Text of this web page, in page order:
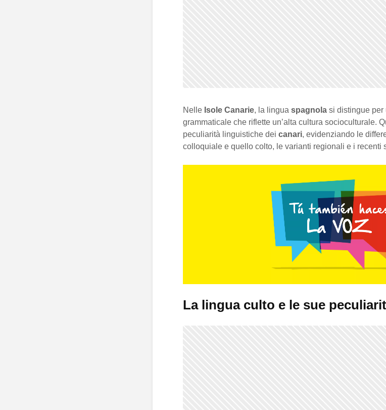
Nelle Isole Canarie, la lingua spagnola si distingue
grammaticale che riflette un’alta cultura socioculturale.
peculiarità linguistiche dei canari, evidenziando le
colloquiale e quello colto, le varianti regionali e i recenti
La lingua culto e le sue